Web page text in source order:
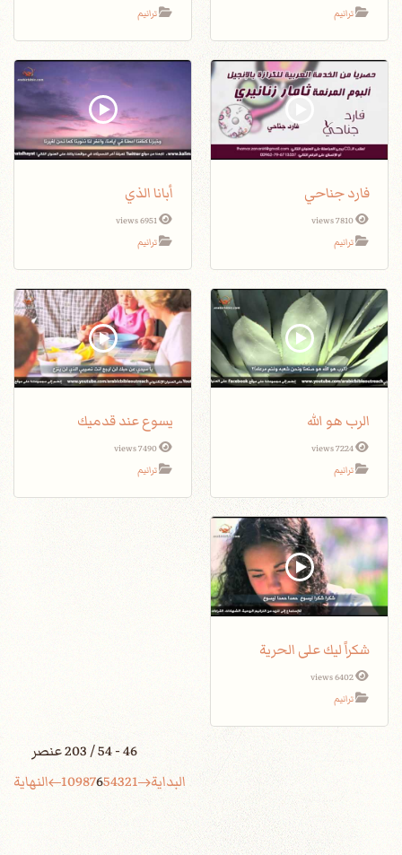
ترانيم
ترانيم
فارد جناحي
7810 views
ترانيم
أبانا الذي
6951 views
ترانيم
الرب هو الله
7224 views
ترانيم
يسوع عند قدميك
7490 views
ترانيم
شكراً ليك على الحرية
6402 views
ترانيم
46 - 54 / 203 عنصر
البداية
1
2
3
4
5
6
7
8
9
10 النهاية